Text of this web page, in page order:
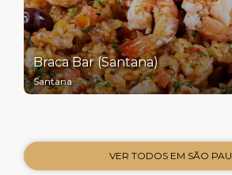
Braca Bar (Santana)
Santana
VER TODOS EM SÃO